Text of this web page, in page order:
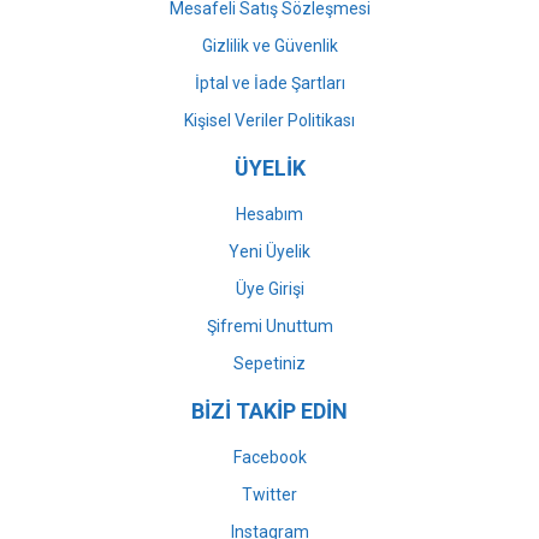
Mesafeli Satış Sözleşmesi
Gizlilik ve Güvenlik
İptal ve İade Şartları
Kişisel Veriler Politikası
ÜYELİK
Hesabım
Yeni Üyelik
Üye Girişi
Şifremi Unuttum
Sepetiniz
BİZİ TAKİP EDİN
Facebook
Twitter
Instagram